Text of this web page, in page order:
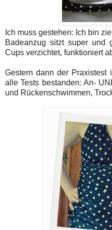
Ich muss gestehen: Ich bin
Badeanzug sitzt super und
Cups verzichtet, funktioniert
Gestern dann der Praxistest
alle Tests bestanden: An-
und Rückenschwimmen,